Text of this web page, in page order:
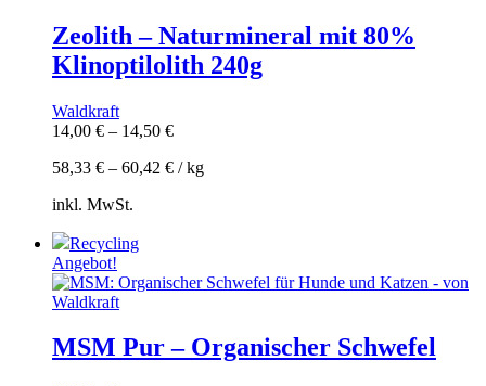
Zeolith – Naturmineral mit 80%
Klinoptilolith 240g
Waldkraft
14,00 € – 14,50 €
58,33 € – 60,42 € /kg
inkl. MwSt.
Recycling
Angebot!
MSM Pur – Organischer Schwefel